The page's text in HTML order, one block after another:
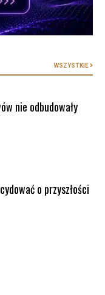
WSZYSTKIE
nie odbudowały
o przyszłości